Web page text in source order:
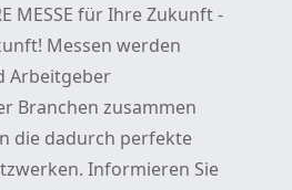
MESSE für Ihre Zukunft -
Messen werden
Arbeitgeber
Branchen zusammen
die dadurch perfekte
Informieren Sie